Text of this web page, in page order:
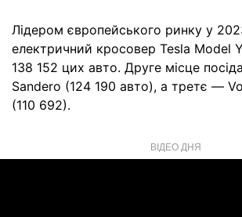
Лідером європейського ринку у
електричний кросовер Tesla Model
138 152 цих авто. Друге місце
Sandero (124 190 авто), а третє —
(110 692).
ВІДЕО ДНЯ